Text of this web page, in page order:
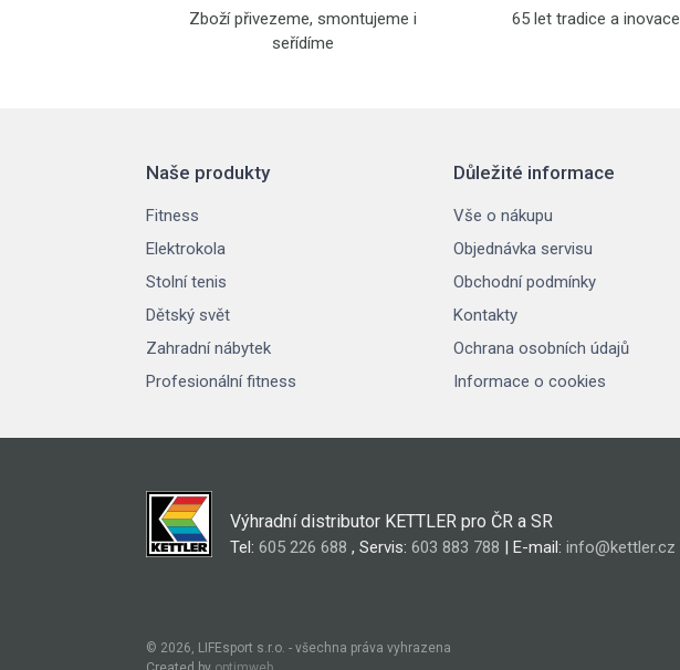
Zboží přivezeme, smontujeme i
seřídíme
65 let tradice a inovace
Naše produkty
Fitness
Elektrokola
Stolní tenis
Dětský svět
Zahradní nábytek
Profesionální fitness
Důležité informace
Vše o nákupu
Objednávka servisu
Obchodní podmínky
Kontakty
Ochrana osobních údajů
Informace o cookies
Výhradní distributor KETTLER pro ČR a SR
Tel: 605 226 688 , Servis: 603 883 788 | E-mail: info@kettler.cz
© 2026, LIFEsport s.r.o. - všechna práva vyhrazena